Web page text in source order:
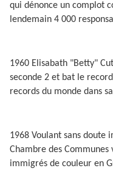
qui dénonce un complot
lendemain 4 000
1960 Elisabath "Betty"
seconde 2 et bat le
records du monde dans
1968 Voulant sans
Chambre des
immigrés de couleur en